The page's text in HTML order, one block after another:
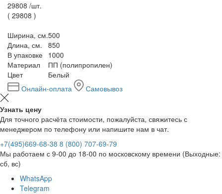
29808 /шт.
( 29808 )
Ширина, см.500
Длина, см.
850
В упаковке 1000
Материал
ПП (полипропилен)
Цвет
Белый
Онлайн-оплата
Самовывоз
Узнать цену
Для точного расчёта стоимости, пожалуйста, свяжитесь с
менеджером по телефону или напишите нам в чат.
+7(495)669-68-38 8 (800) 707-69-79
Мы работаем с 9-00 до 18-00 по московскому времени (Выходные:
сб, вс)
WhatsApp
Telegram